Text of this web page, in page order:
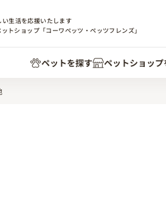
生活を応援いたします
トショップ「コーワペッツ・ペッツフレンズ」
ペットを探す ペットショップ